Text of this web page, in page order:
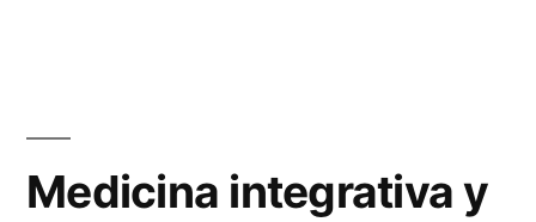
Medicina integrativa y